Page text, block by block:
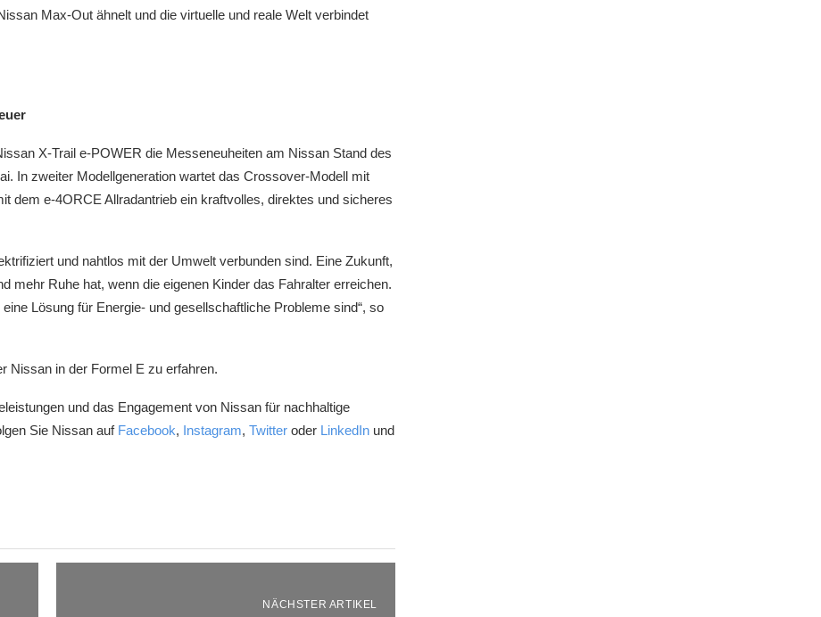
Max-Out ähnelt und die virtuelle und reale Welt verbindet
X-Trail e-POWER die Messeneuheiten am Nissan Stand des
In zweiter Modellgeneration wartet das Crossover-Modell mit
dem e-4ORCE Allradantrieb ein kraftvolles, direktes und sicheres
und nahtlos mit der Umwelt verbunden sind. Eine Zukunft,
mehr Ruhe hat, wenn die eigenen Kinder das Fahralter erreichen.
Lösung für Energie- und gesellschaftliche Probleme sind“, so
Nissan in der Formel E zu erfahren.
und das Engagement von Nissan für nachhaltige
Sie Nissan auf Facebook, Instagram, Twitter oder LinkedIn und
NÄCHSTER ARTIKEL